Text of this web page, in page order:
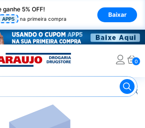
ganhe 5% OFF!
APP5 na primeira compra
Baixar
0
Remédios para Alergias e